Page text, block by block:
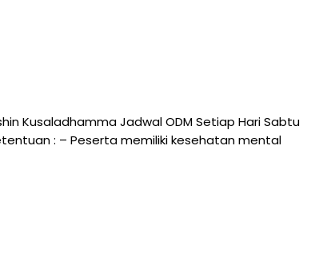
Kusaladhamma Jadwal ODM Setiap Hari Sabtu
: – Peserta memiliki kesehatan mental